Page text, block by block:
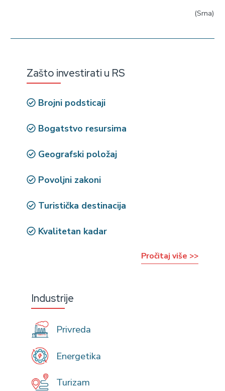
(Srna)
Zašto investirati u RS
Brojni podsticaji
Bogatstvo resursima
Geografski položaj
Povoljni zakoni
Turistička destinacija
Kvalitetan kadar
Pročitaj više >>
Industrije
Privreda
Energetika
Turizam